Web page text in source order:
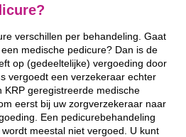
verschillen per behandeling. Gaat
medische pedicure? Dan is de
op (gedeeltelijke) vergoeding door
vergoedt een verzekeraar echter
KRP geregistreerde medische
eerst bij uw zorgverzekeraar naar
Een pedicurebehandeling
meestal niet vergoed. U kunt